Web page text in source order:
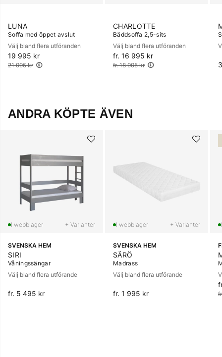
LUNA
Soffa med öppet avslut
Välj bland flera utföranden
19 995 kr
Ordinarie pris:
21 995 kr
CHARLOTTE
Bäddsoffa 2,5-sits
Välj bland flera utföranden
fr. 16 995 kr
Ordinarie pris:
fr. 18 995 kr
ANDRA KÖPTE ÄVEN
+ Varianter
SVENSKA HEM
SIRI
Våningssängar
Välj bland flera utförande
fr. 5 495 kr
+ Varianter
SVENSKA HEM
SÄRÖ
Madrass
Välj bland flera utförande
fr. 1 995 kr